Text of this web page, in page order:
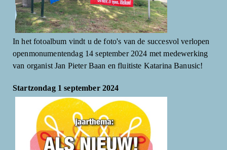
In het fotoalbum vindt u de foto's van de succesvol verlopen
openmonumentendag 14 september 2024 met medewerking
van organist Jan Pieter Baan en fluitiste Katarina Banusic!
Startzondag 1 september 2024